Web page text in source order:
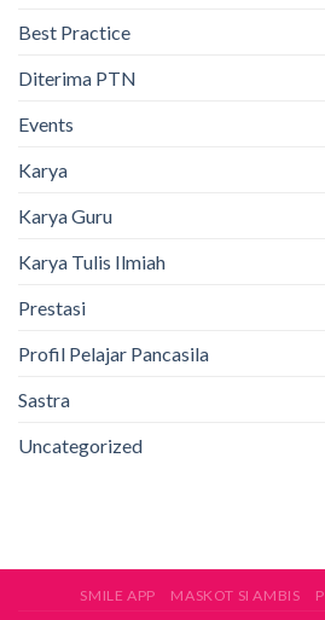
Best Practice
Diterima PTN
Events
Karya
Karya Guru
Karya Tulis Ilmiah
Prestasi
Profil Pelajar Pancasila
Sastra
Uncategorized
SMILE APP MASKOT SI AMBIS